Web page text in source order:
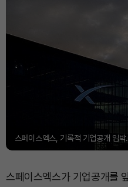
스페이스엑스, 기록적 기업공개 임
스페이스엑스가 기업공개를